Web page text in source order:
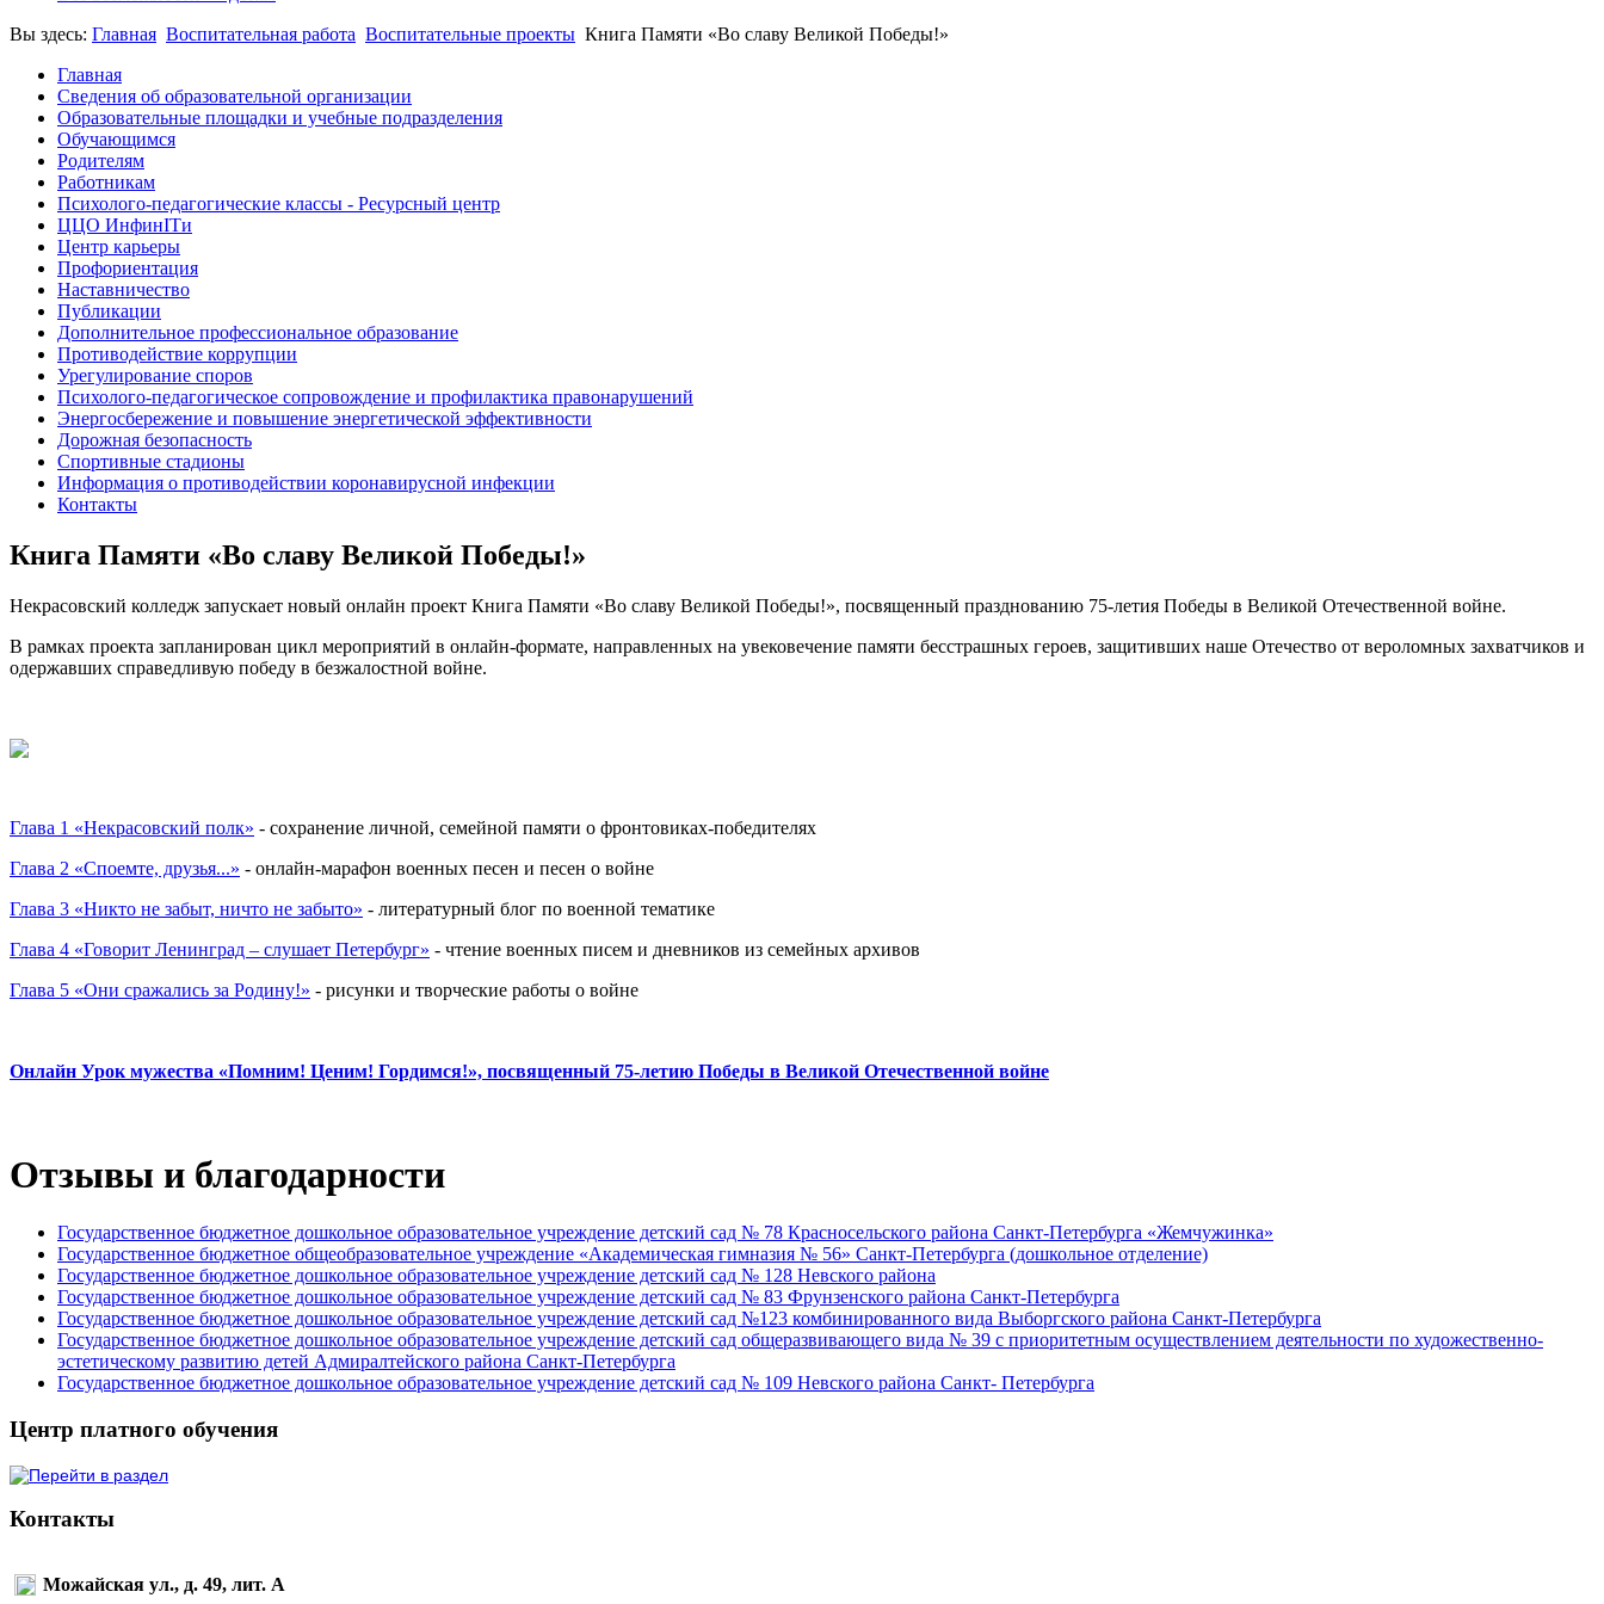
Вы здесь: Главная Воспитательная работа Воспитательные проекты Книга Памяти «Во славу Великой Победы!»
Главная
Сведения об образовательной организации
Образовательные площадки и учебные подразделения
Обучающимся
Родителям
Работникам
Психолого-педагогические классы - Ресурсный центр
ЦЦО ИнфинITи
Центр карьеры
Профориентация
Наставничество
Публикации
Дополнительное профессиональное образование
Противодействие коррупции
Урегулирование споров
Психолого-педагогическое сопровождение и профилактика правонарушений
Энергосбережение и повышение энергетической эффективности
Дорожная безопасность
Спортивные стадионы
Информация о противодействии коронавирусной инфекции
Контакты
Книга Памяти «Во славу Великой Победы!»
Некрасовский колледж запускает новый онлайн проект Книга Памяти «Во славу Великой Победы!», посвященный празднованию 75-летия Победы в Великой Отечественной войне.
В рамках проекта запланирован цикл мероприятий в онлайн-формате, направленных на увековечение памяти бесстрашных героев, защитивших наше Отечество от вероломных захватчиков и
одержавших справедливую победу в безжалостной войне.
Глава 1 «Некрасовский полк» - сохранение личной, семейной памяти о фронтовиках-победителях
Глава 2 «Споемте, друзья...» - онлайн-марафон военных песен и песен о войне
Глава 3 «Никто не забыт, ничто не забыто» - литературный блог по военной тематике
Глава 4 «Говорит Ленинград – слушает Петербург» - чтение военных писем и дневников из семейных архивов
Глава 5 «Они сражались за Родину!» - рисунки и творческие работы о войне
Онлайн Урок мужества «Помним! Ценим! Гордимся!», посвященный 75-летию Победы в Великой Отечественной войне
Отзывы и благодарности
Государственное бюджетное дошкольное образовательное учреждение детский сад № 78 Красносельского района Санкт-Петербурга «Жемчужинка»
Государственное бюджетное общеобразовательное учреждение «Академическая гимназия № 56» Санкт-Петербурга (дошкольное отделение)
Государственное бюджетное дошкольное образовательное учреждение детский сад № 128 Невского района
Государственное бюджетное дошкольное образовательное учреждение детский сад № 83 Фрунзенского района Санкт-Петербурга
Государственное бюджетное дошкольное образовательное учреждение детский сад №123 комбинированного вида Выборгского района Санкт-Петербурга
Государственное бюджетное дошкольное образовательное учреждение детский сад общеразвивающего вида № 39 с приоритетным осуществлением деятельности по художественно-
эстетическому развитию детей Адмиралтейского района Санкт-Петербурга
Государственное бюджетное дошкольное образовательное учреждение детский сад № 109 Невского района Санкт- Петербурга
Центр платного обучения
Контакты
Можайская ул., д. 49, лит. А